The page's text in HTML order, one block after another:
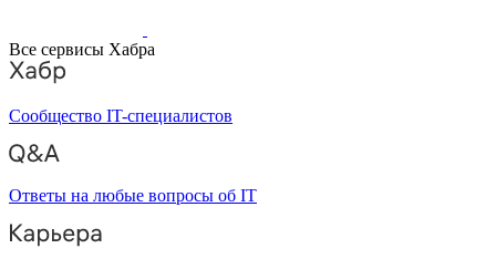
Все сервисы Хабра
Сообщество IT-специалистов
Ответы на любые вопросы об IT